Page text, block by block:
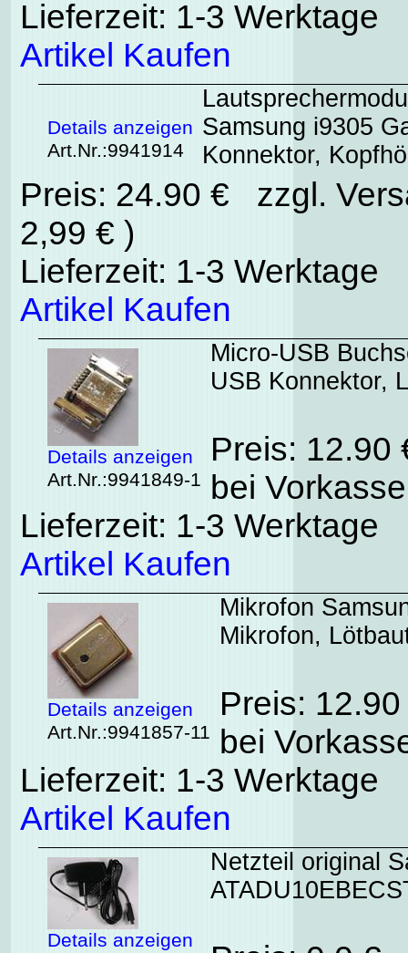
Lieferzeit: 1-3 Werktage
Artikel Kaufen
Details anzeigen
Art.Nr.:9941914
Samsung i9305
Konnektor,
Preis: 24.90 € zzgl.
2,99 € )
Lieferzeit: 1-3 Werktage
Artikel Kaufen
Details anzeigen
Art.Nr.:9941849-1
Micro-USB
USB Konnektor,
Preis:
bei
Lieferzeit: 1-3 Werktage
Artikel Kaufen
Details anzeigen
Art.Nr.:9941857-11
Mikrofon
Mikrofon,
Preis:
bei
Lieferzeit: 1-3 Werktage
Artikel Kaufen
Details anzeigen
Netzteil original